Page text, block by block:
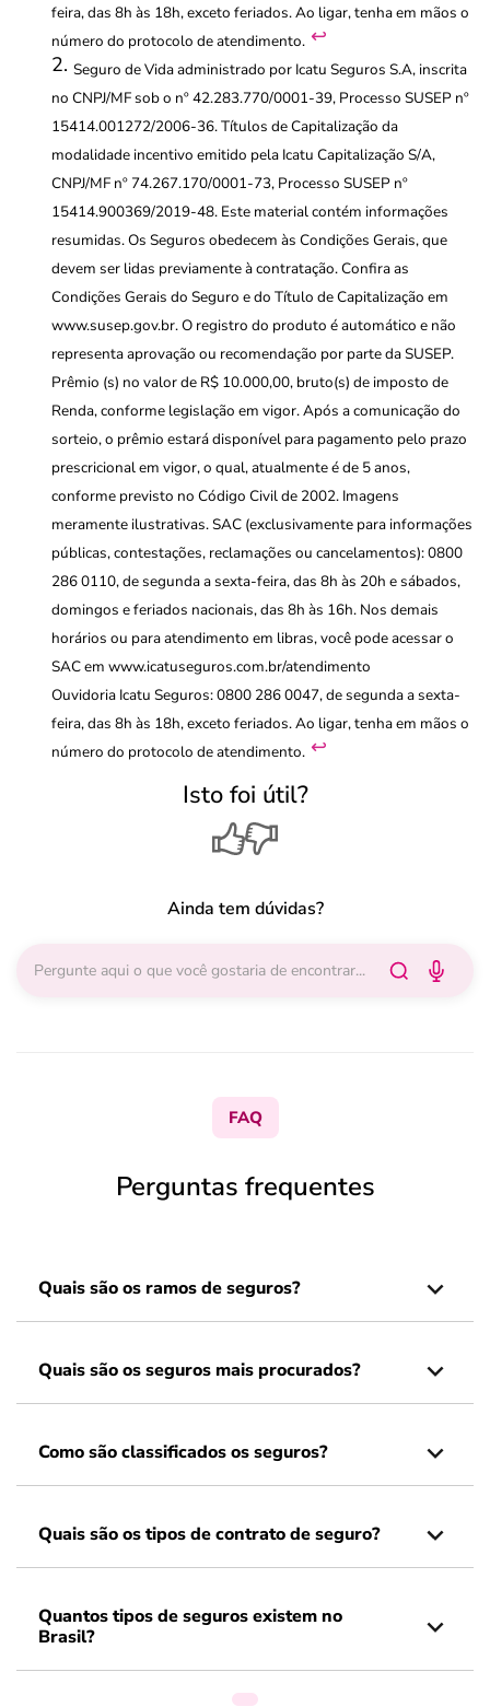
feira, das 8h às 18h, exceto feriados. Ao ligar, tenha em mãos o
número do protocolo de atendimento. ↩︎
Seguro de Vida administrado por Icatu Seguros S.A, inscrita
no CNPJ/MF sob o nº 42.283.770/0001-39, Processo SUSEP nº
15414.001272/2006-36. Títulos de Capitalização da
modalidade incentivo emitido pela Icatu Capitalização S/A,
CNPJ/MF nº 74.267.170/0001-73, Processo SUSEP nº
15414.900369/2019-48. Este material contém informações
resumidas. Os Seguros obedecem às Condições Gerais, que
devem ser lidas previamente à contratação. Confira as
Condições Gerais do Seguro e do Título de Capitalização em
www.susep.gov.br. O registro do produto é automático e não
representa aprovação ou recomendação por parte da SUSEP.
Prêmio (s) no valor de R$ 10.000,00, bruto(s) de imposto de
Renda, conforme legislação em vigor. Após a comunicação do
sorteio, o prêmio estará disponível para pagamento pelo prazo
prescricional em vigor, o qual, atualmente é de 5 anos,
conforme previsto no Código Civil de 2002. Imagens
meramente ilustrativas. SAC (exclusivamente para informações
públicas, contestações, reclamações ou cancelamentos): 0800
286 0110, de segunda a sexta-feira, das 8h às 20h e sábados,
domingos e feriados nacionais, das 8h às 16h. Nos demais
horários ou para atendimento em libras, você pode acessar o
SAC em www.icatuseguros.com.br/atendimento
Ouvidoria Icatu Seguros: 0800 286 0047, de segunda a sexta-
feira, das 8h às 18h, exceto feriados. Ao ligar, tenha em mãos o
número do protocolo de atendimento. ↩︎
Isto foi útil?
Ainda tem dúvidas?
FAQ
Perguntas frequentes
Quais são os ramos de seguros?
Quais são os seguros mais procurados?
Como são classificados os seguros?
Quais são os tipos de contrato de seguro?
Quantos tipos de seguros existem no
Brasil?